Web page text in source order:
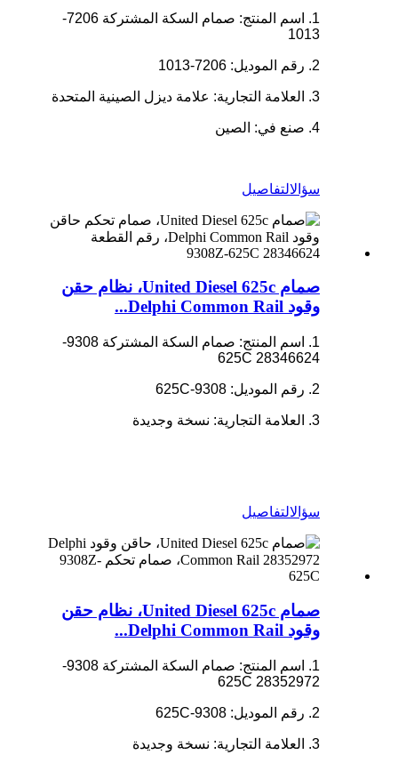
1. اسم المنتج: صمام السكة المشتركة 7206-
1013
2. رقم الموديل: 7206-1013
3. العلامة التجارية: علامة ديزل الصينية المتحدة
4. صنع في: الصين
سؤالالتفاصيل
صمام United Diesel 625c، نظام حقن
وقود Delphi Common Rail...
1. اسم المنتج: صمام السكة المشتركة 9308-
625C 28346624
2. رقم الموديل: 9308-625C
3. العلامة التجارية: نسخة وجديدة
سؤالالتفاصيل
صمام United Diesel 625c، نظام حقن
وقود Delphi Common Rail...
1. اسم المنتج: صمام السكة المشتركة 9308-
625C 28352972
2. رقم الموديل: 9308-625C
3. العلامة التجارية: نسخة وجديدة